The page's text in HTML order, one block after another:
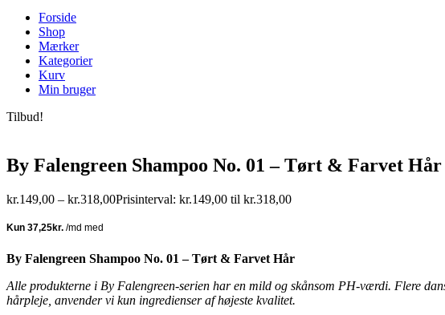
Forside
Shop
Mærker
Kategorier
Kurv
Min bruger
Tilbud!
By Falengreen Shampoo No. 01 – Tørt & Farvet
kr.149,00 – kr.318,00Prisinterval: kr.149,00 til kr.318,00
By Falengreen Shampoo No. 01 – Tørt & Farvet Hår
Alle produkterne i By Falengreen-serien har en mild og skånsom PH-værdi. Flere
hårpleje, anvender vi kun ingredienser af højeste kvalitet.